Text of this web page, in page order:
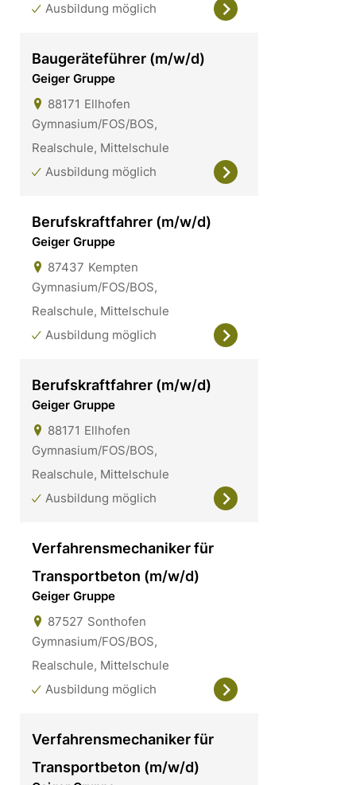
Ausbildung möglich
Baugeräteführer (m/w/d)
Geiger Gruppe
88171 Ellhofen
Gymnasium/FOS/BOS,
Realschule, Mittelschule
Ausbildung möglich
Berufskraftfahrer (m/w/d)
Geiger Gruppe
87437 Kempten
Gymnasium/FOS/BOS,
Realschule, Mittelschule
Ausbildung möglich
Berufskraftfahrer (m/w/d)
Geiger Gruppe
88171 Ellhofen
Gymnasium/FOS/BOS,
Realschule, Mittelschule
Ausbildung möglich
Verfahrensmechaniker für
Transportbeton (m/w/d)
Geiger Gruppe
87527 Sonthofen
Gymnasium/FOS/BOS,
Realschule, Mittelschule
Ausbildung möglich
Verfahrensmechaniker für
Transportbeton (m/w/d)